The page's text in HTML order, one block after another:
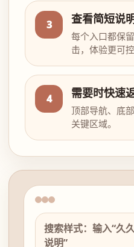
3 查看简短说
每个入口都保
击，体验更可控
4 需要时快速
顶部导航、底
关键区域。
搜索样式：输入“久
说明”